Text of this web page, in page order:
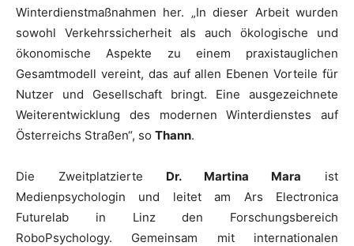
Winterdienstmaßnahmen her. „In dieser Arbeit wurden
sowohl Verkehrssicherheit als auch ökologische und
ökonomische Aspekte zu einem praxistauglichen
Gesamtmodell vereint, das auf allen Ebenen Vorteile für
Nutzer und Gesellschaft bringt. Eine ausgezeichnete
Weiterentwicklung des modernen Winterdienstes auf
Österreichs Straßen“, so Thann.
Die Zweitplatzierte Dr. Martina Mara ist
Medienpsychologin und leitet am Ars Electronica
Futurelab in Linz den Forschungsbereich
RoboPsychology. Gemeinsam mit internationalen